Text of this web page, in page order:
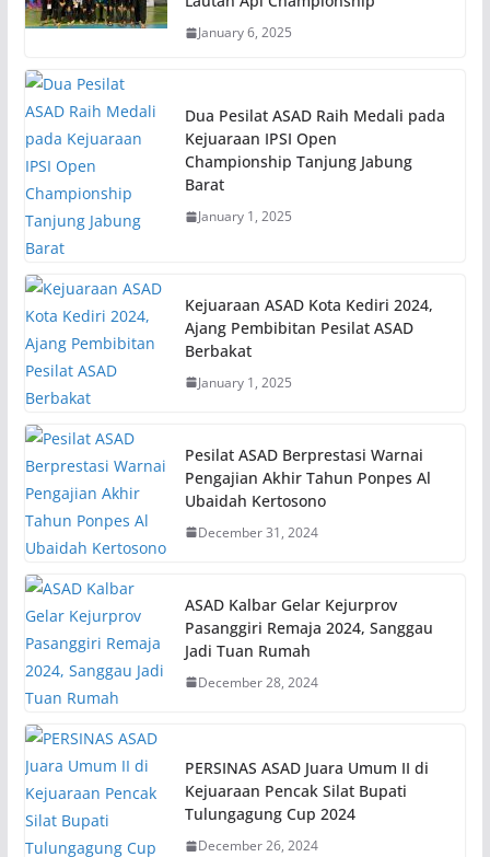
January 6, 2025
Dua Pesilat ASAD Raih Medali pada
Kejuaraan IPSI Open
Championship Tanjung Jabung
Barat
January 1, 2025
Kejuaraan ASAD Kota Kediri 2024,
Ajang Pembibitan Pesilat ASAD
Berbakat
January 1, 2025
Pesilat ASAD Berprestasi Warnai
Pengajian Akhir Tahun Ponpes Al
Ubaidah Kertosono
December 31, 2024
ASAD Kalbar Gelar Kejurprov
Pasanggiri Remaja 2024, Sanggau
Jadi Tuan Rumah
December 28, 2024
PERSINAS ASAD Juara Umum II di
Kejuaraan Pencak Silat Bupati
Tulungagung Cup 2024
December 26, 2024